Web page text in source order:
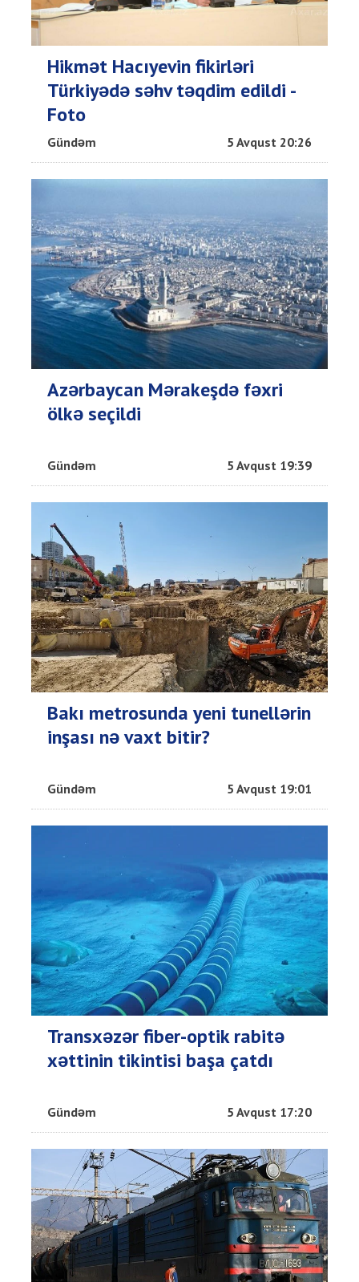
Hikmət Hacıyevin fikirləri
Türkiyədə səhv təqdim edildi -
Foto
Gündəm 5 Avqust 20:26
Azərbaycan Mərakeşdə fəxri
ölkə seçildi
Gündəm 5 Avqust 19:39
Bakı metrosunda yeni tunellərin
inşası nə vaxt bitir?
Gündəm 5 Avqust 19:01
Transxəzər fiber-optik rabitə
xəttinin tikintisi başa çatdı
Gündəm 5 Avqust 17:20